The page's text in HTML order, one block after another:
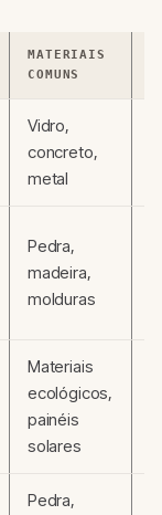
MATERIAIS
COMUNS
Vidro,
concreto,
metal
Pedra,
madeira,
molduras
Materiais
ecológicos,
painéis
solares
Pedra,